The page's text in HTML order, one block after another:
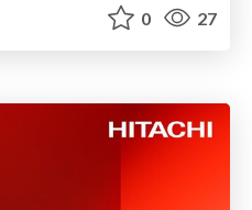
0 27